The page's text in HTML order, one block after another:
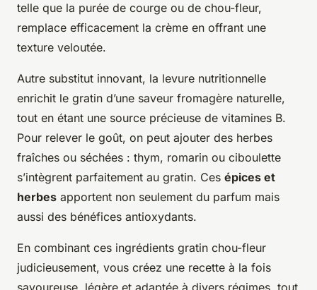
telle que la purée de courge ou de chou-fleur,
remplace efficacement la crème en offrant une
texture veloutée.
Autre substitut innovant, la levure nutritionnelle
enrichit le gratin d’une saveur fromagère naturelle,
tout en étant une source précieuse de vitamines B.
Pour relever le goût, on peut ajouter des herbes
fraîches ou séchées : thym, romarin ou ciboulette
s’intègrent parfaitement au gratin. Ces épices et
herbes apportent non seulement du parfum mais
aussi des bénéfices antioxydants.
En combinant ces ingrédients gratin chou-fleur
judicieusement, vous créez une recette à la fois